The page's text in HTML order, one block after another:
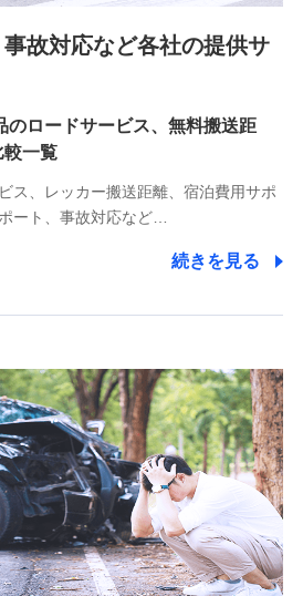
するため
報
れらに準ずる業務の遂行のため
ラウド並びに法人向けASPサー
問い合わせ内容の正確な把握のため
の職名、連絡先
ュアランス 営業部長
区日本橋人形町2-14-10 アーバン
ュアランス
供について
故対応など各社の提供サ
のロードサービス、無料搬送距
較一覧
ス、レッカー搬送距離、宿泊費用サポ
ート、事故対応など…
続きを見る